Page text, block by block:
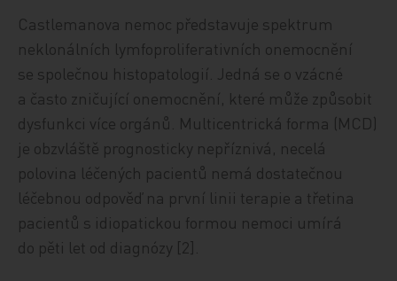
Castlemanova nemoc představuje spektrum
neklonálních lymfoproliferativních onemocnění
se společnou histopatologií. Jedná se o vzácné
a často zničující onemocnění, které může způsobit
dysfunkci více orgánů. Multicentrická forma (MCD)
je obzvláště prognosticky nepříznivá, necelá
polovina léčených pacientů nemá dostatečnou
léčebnou odpověď na první linii terapie a třetina
pacientů s idiopatickou formou nemoci umírá
do pěti let od diagnózy [2].